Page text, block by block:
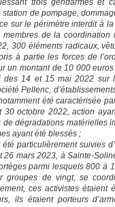
trois gendarmes et
de pompage,
sur le périmètre interdit à
de la
300 éléments radicaux,
à partie les forces de
un montant de 10 000
14 et 15 mai 2022 sur
Pellenc,
été caractérisée
octobre 2022, action
dégradations matérielles
ayant été blessés ;
particulièrement suivies
mars 2023, à Sainte-
parmi lesquels 800 à
de vingt, se
ces activistes étaient
ils étaient porteurs